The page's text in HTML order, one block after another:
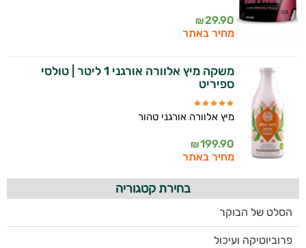
29.90
₪
מחיר באתר
משקה מיץ אלוורה אורגני 1 ליטר | טולסי
ספיריט
מיץ אלוורה אורגני טהור
199.90
₪
מחיר באתר
בחירת קטגוריה
הסלט של הבוקר
פרוביוטיקה ועיכול